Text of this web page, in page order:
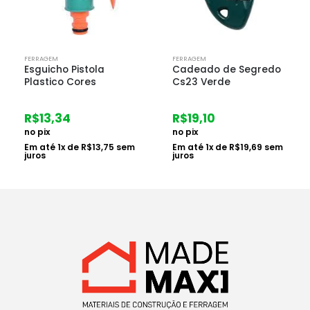
FERRAGEM
Cadeado de Segredo
Cs23 Verde
R$19,10
no pix
Em até1x deR$19,69 sem
juros
FERRAGEM
Jimo Penetril Aerosol
400ml
R$33,61
no pix
Em até1x deR$34,65sem
juros